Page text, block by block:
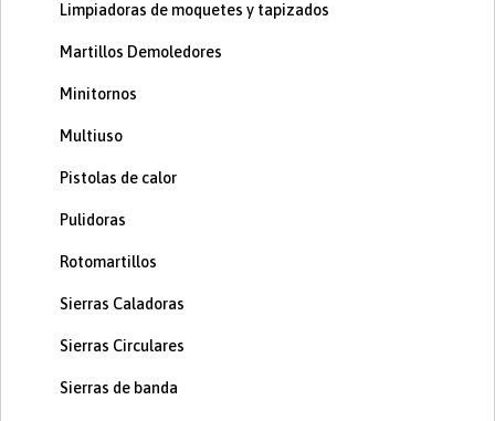
Limpiadoras de moquetes y tapizados
Martillos Demoledores
Minitornos
Multiuso
Pistolas de calor
Pulidoras
Rotomartillos
Sierras Caladoras
Sierras Circulares
Sierras de banda